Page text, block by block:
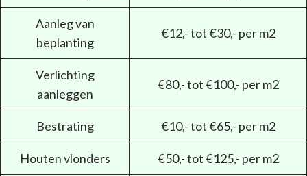
Aanleg van
beplanting
€12,- tot €30,- per m2
Verlichting
aanleggen
€80,- tot €100,- per m2
Bestrating €10,- tot €65,- per m2
Houten vlonders €50,- tot €125,- per m2